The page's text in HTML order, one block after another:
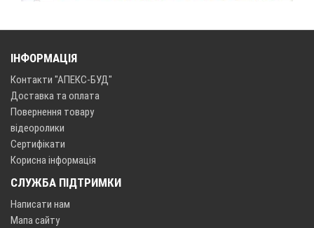
ІНФОРМАЦІЯ
Контакти "АПЕКС-БУД"
Доставка та оплата
Повернення товару
відеоролики
Сертифікати
Корисна інформація
СЛУЖБА ПІДТРИМКИ
Написати нам
Мапа сайту